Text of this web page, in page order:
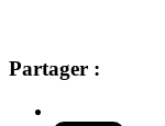
Partager :